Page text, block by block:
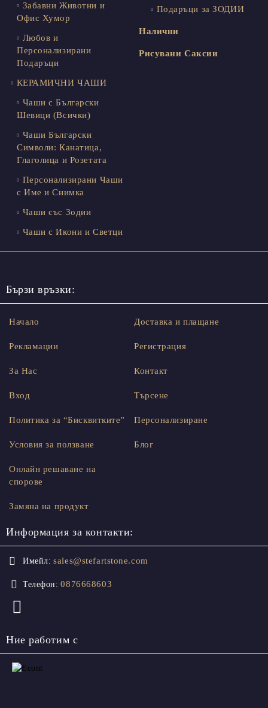
Забавни Животни и
Офис Хумор
Любов и
Персонализирани
Подаръци
КЕРАМИЧНИ ЧАШИ
Чаши с Български
Шевици (Всички)
Чаши Български
Символи: Канатица,
Глаголица и Розетата
Персонализирани Чаши
с Име и Снимка
Чаши със Зодии
Чаши с Икони и Светци
Подаръци за ЗОДИИ
Налични
Рисувани Саксии
Бързи връзки:
Начало
Рекламации
За Нас
Вход
Доставка и плащане
Регистрация
Контакт
Търсене
Политика за “Бисквитките”
Условия за ползване
Онлайн решаване на
спорове
Замяна на продукт
Персонализиране
Блог
Информация за контакти:
Имейл: sales@stefartstone.com
Телефон: 0876668603
Ние работим с